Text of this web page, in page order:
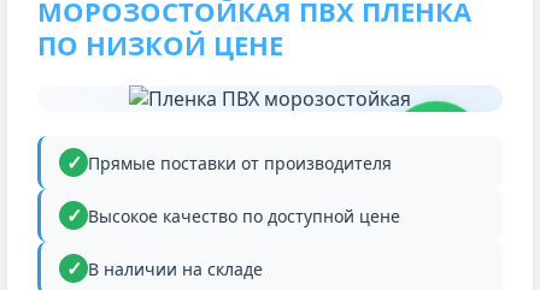
МОРОЗОСТОЙКАЯ ПВХ ПЛЕНКА
ПО НИЗКОЙ ЦЕНЕ
Прямые поставки от производителя
Высокое качество по доступной цене
В наличии на складе